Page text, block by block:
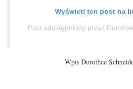
Wyświetl ten post na
Wpis Dorothee